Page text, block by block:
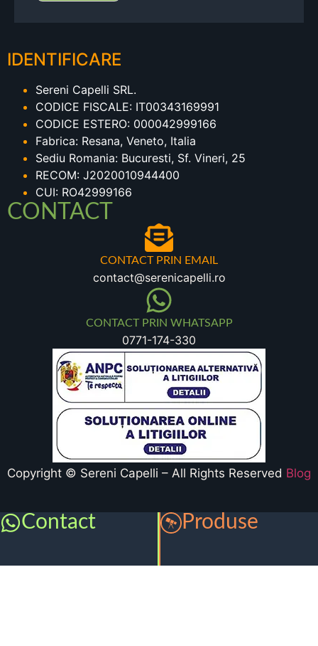
IDENTIFICARE
Sereni Capelli SRL.
CODICE FISCALE: IT00343169991
CODICE ESTERO: 000042999166
Fabrica: Resana, Veneto, Italia
Sediu Romania: Bucuresti, Sf. Vineri, 25
RECOM: J2020010944400
CUI: RO42999166
CONTACT
CONTACT PRIN EMAIL
contact@serenicapelli.ro
CONTACT PRIN WHATSAPP
0771-174-330
Copyright © Sereni Capelli – All Rights Reserved Blog
Contact Produse